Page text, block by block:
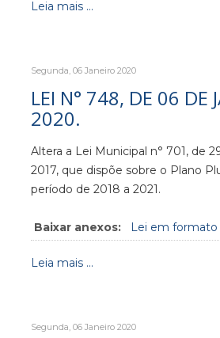
Leia mais ...
Segunda, 06 Janeiro 2020
LEI N° 748, DE 06 DE
2020.
Altera a Lei Municipal n° 701, de
2017, que dispõe sobre o Plano
período de 2018 a 2021.
Baixar anexos: Lei em formato
Leia mais ...
Segunda, 06 Janeiro 2020